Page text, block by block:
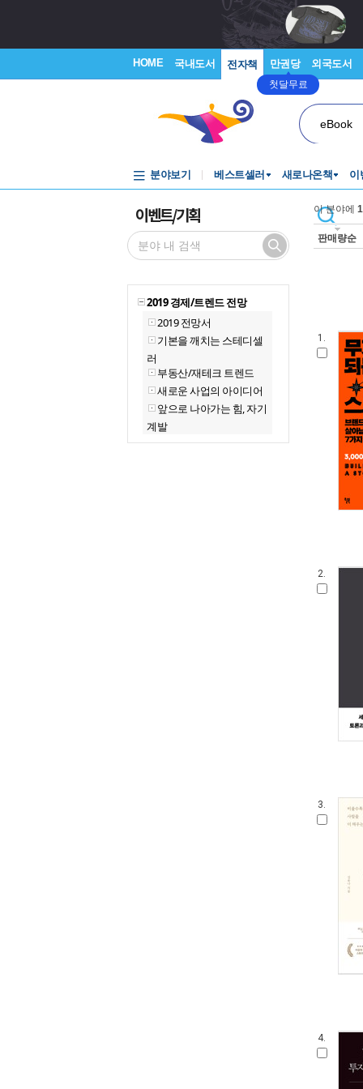
HOME 국내도서 전자책 만권당
첫달무료
외국도서
eBook
분야보기 베스트셀러 새로나온책 이
이벤트/기획
2019 경제/트렌드 전망
2019 전망서
기본을 깨치는 스테디셀
러
부동산/재테크 트렌드
새로운 사업의 아이디어
앞으로 나아가는 힘, 자기
계발
이 분야에
판매량순
1.
2.
3.
4.